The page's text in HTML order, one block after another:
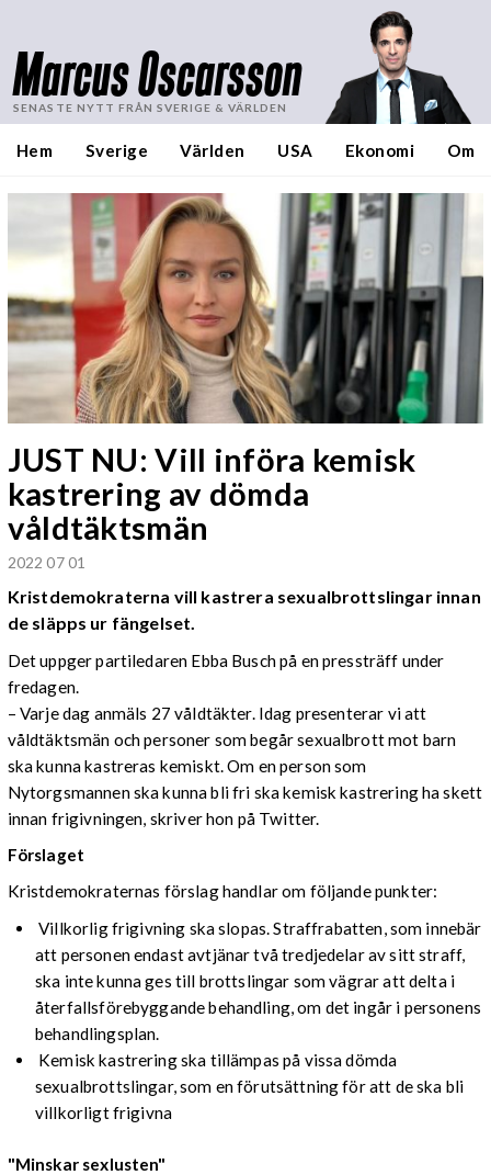
Marcus Oscarsson
SENASTE NYTT FRÅN SVERIGE & VÄRLDEN
Hem Sverige Världen USA Ekonomi Om
JUST NU: Vill införa kemisk
kastrering av dömda
våldtäktsmän
2022 07 01
Kristdemokraterna vill kastrera sexualbrottslingar innan
de släpps ur fängelset.
Det uppger partiledaren Ebba Busch på en pressträff under
fredagen.
– Varje dag anmäls 27 våldtäkter. Idag presenterar vi att
våldtäktsmän och personer som begår sexualbrott mot barn
ska kunna kastreras kemiskt. Om en person som
Nytorgsmannen ska kunna bli fri ska kemisk kastrering ha skett
innan frigivningen, skriver hon på Twitter.
Förslaget
Kristdemokraternas förslag handlar om följande punkter:
Villkorlig frigivning ska slopas. Straffrabatten, som innebär
att personen endast avtjänar två tredjedelar av sitt straff,
ska inte kunna ges till brottslingar som vägrar att delta i
återfallsförebyggande behandling, om det ingår i personens
behandlingsplan.
Kemisk kastrering ska tillämpas på vissa dömda
sexualbrottslingar, som en förutsättning för att de ska bli
villkorligt frigivna
"Minskar sexlusten"